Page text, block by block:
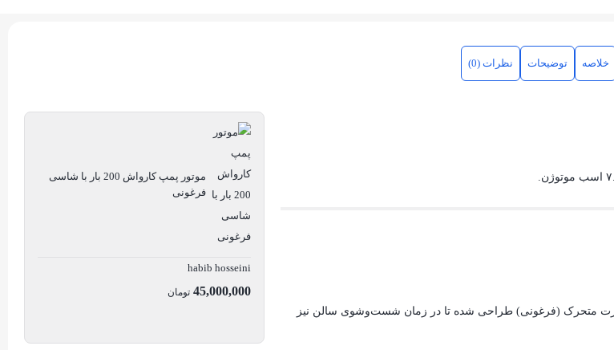
خلاصه توضیحات نظرات (0)
آن به‌صورت متحرک (فرغونی) طراحی شده تا در زمان شست‌وشوی سالن نیز
موتور پمپ کارواش 200 بار با شاسی
فرغونی
habib hosseini
45,000,000 تومان